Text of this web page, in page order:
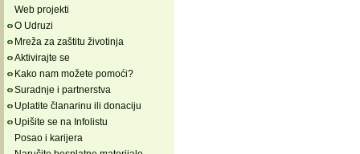
Web projekti
O Udruzi
Mreža za zaštitu životinja
Aktivirajte se
Kako nam možete pomoći?
Suradnje i partnerstva
Uplatite članarinu ili donaciju
Upišite se na Infolistu
Posao i karijera